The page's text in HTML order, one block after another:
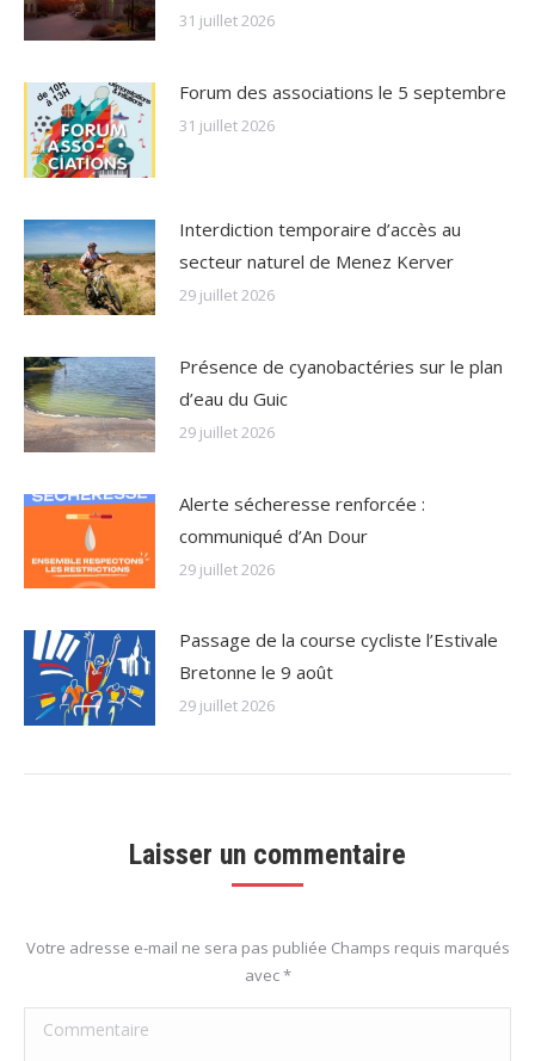
31 juillet 2026
Forum des associations le 5 septembre
31 juillet 2026
Interdiction temporaire d’accès au
secteur naturel de Menez Kerver
29 juillet 2026
Présence de cyanobactéries sur le plan
d’eau du Guic
29 juillet 2026
Alerte sécheresse renforcée :
communiqué d’An Dour
29 juillet 2026
Passage de la course cycliste l’Estivale
Bretonne le 9 août
29 juillet 2026
Laisser un commentaire
Votre adresse e-mail ne sera pas publiée Champs requis marqués
avec*
Commentaire